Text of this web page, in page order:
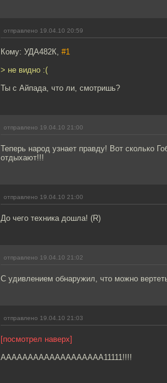
отправлено 19.04.10 20:59
Кому: УДА482К, #1
> не видно :(
Ты с Айпада, что ли, смотришь?
отправлено 19.04.10 21:00
Теперь народ узнает правду! Вот сколько
отдыхают!!!
отправлено 19.04.10 21:00
До чего техника дошла! (R)
отправлено 19.04.10 21:02
С удивлением обнаружил, что можно
отправлено 19.04.10 21:03
[посмотрел наверх]
ААААААААААААААААААА11111!!!!